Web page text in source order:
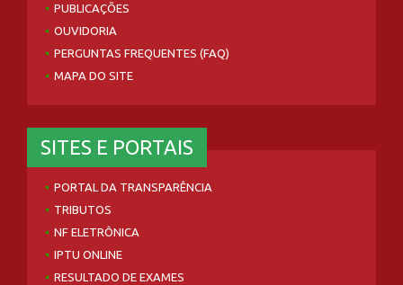
PUBLICAÇÕES
OUVIDORIA
PERGUNTAS FREQUENTES (FAQ)
MAPA DO SITE
SITES E PORTAIS
PORTAL DA TRANSPARÊNCIA
TRIBUTOS
NF ELETRÔNICA
IPTU ONLINE
RESULTADO DE EXAMES